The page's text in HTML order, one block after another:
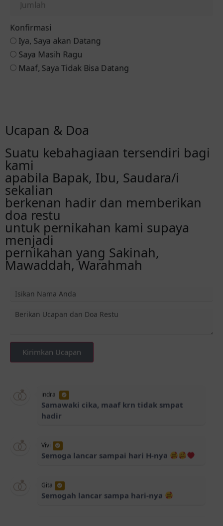
Konfirmasi
Iya, Saya akan Datang
Saya Masih Ragu
Maaf, Saya Tidak Bisa Datang
Ucapan & Doa
Suatu kebahagiaan tersendiri bagi
kami
apabila Bapak, Ibu, Saudara/i
sekalian
berkenan hadir dan memberikan
doa restu
untuk pernikahan kami supaya
menjadi
pernikahan yang Sakinah,
Mawaddah, Warahmah
Kirimkan Ucapan
indra
Samawaki cika, maaf krn tidak smpat
hadir
Vivi
Semoga lancar sampai hari H-nya
Gita
Semogah lancar sampa hari-nya